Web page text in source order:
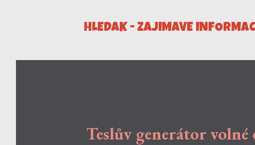
HLEDÁK - ZAJÍMAVÉ
Teslův generátor volné